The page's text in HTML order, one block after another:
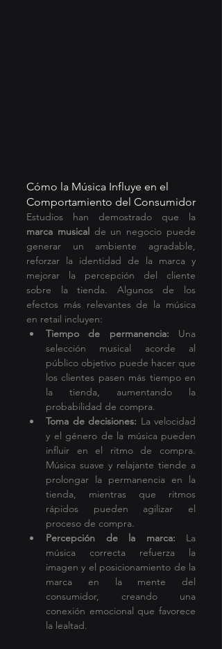
Cómo la Música Influye en el
Comportamiento del Consumidor
marca musical de un negocio puede
generar un ambiente agradable,
reforzar la identidad de la marca y
mejorar la percepción del cliente
sobre la tienda. Algunos de los
efectos más relevantes de la música
en retail incluyen:
Tiempo de permanencia: Una
selección musical acorde al
público objetivo puede hacer que
los clientes pasen más tiempo en
la tienda, aumentando la
probabilidad de compra.
Toma de decisiones: La velocidad
y el género de la música pueden
influir en el ritmo de compra.
Música suave y relajante tiende a
prolongar la permanencia en la
tienda, mientras que ritmos
rápidos pueden agilizar el
proceso de compra.
Percepción de la marca: La
música correcta refuerza la
imagen y el posicionamiento de la
marca en la mente del
consumidor, creando una
conexión emocional que favorece
la lealtad.